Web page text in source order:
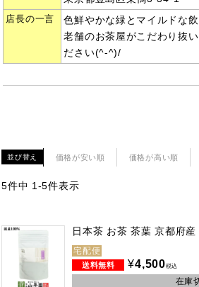
店長の一言
色鮮やかな緑とマイルドな飲
老舗のお茶屋がこだわり抜
ださい(^-^)/
並び替え 価格が安い順 価格が高い順
5件中 1 -5件表示
日本茶 お茶 茶葉 京都府
宅配便
¥4,500税込
在庫